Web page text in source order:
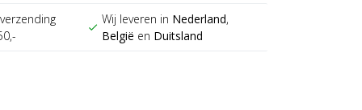
check
Wij leveren in Nederland,
België en Duitsland